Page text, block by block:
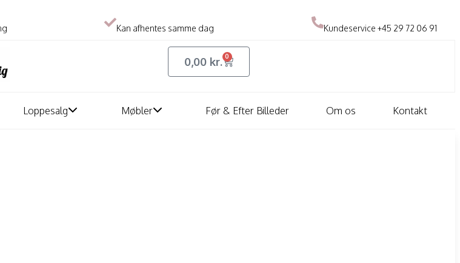
Kan afhentes samme dag Kundeservice +45 29 72 06 91
0,00 kr. 0
Loppesalg Møbler Før & Efter Billeder Om os Kontakt